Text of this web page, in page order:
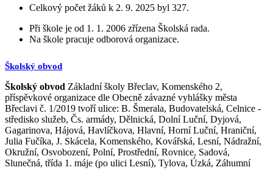
Celkový počet žáků k 2. 9. 2025 byl 327.
Při škole je od 1. 1. 2006 zřízena Školská rada.
Na škole pracuje odborová organizace.
Školský obvod
Školský obvod Základní školy Břeclav, Komenského 2,
příspěvkové organizace dle Obecně závazné vyhlášky města
Břeclavi č. 1/2019 tvoří ulice: B. Šmerala, Budovatelská, Celnice -
středisko služeb, Čs. armády, Dělnická, Dolní Luční, Dyjová,
Gagarinova, Hájová, Havlíčkova, Hlavní, Horní Luční, Hraniční,
Julia Fučíka, J. Skácela, Komenského, Kovářská, Lesní, Nádražní,
Okružní, Osvobození, Polní, Prostřední, Rovnice, Sadová,
Slunečná, třída 1. máje (po ulici Lesní), Tylova, Úzká, Záhumní